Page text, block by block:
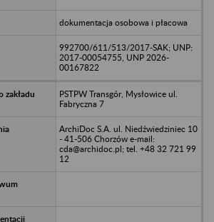
dokumentacja osobowa i płacowa
992700/611/513/2017-SAK; UNP:
2017-00054755, UNP 2026-
00167822
PSTPW Transgór, Mysłowice ul.
Fabryczna 7
ArchiDoc S.A. ul. Niedźwiedziniec 10
- 41-506 Chorzów e-mail:
cda@archidoc.pl; tel. +48 32 721 99
12